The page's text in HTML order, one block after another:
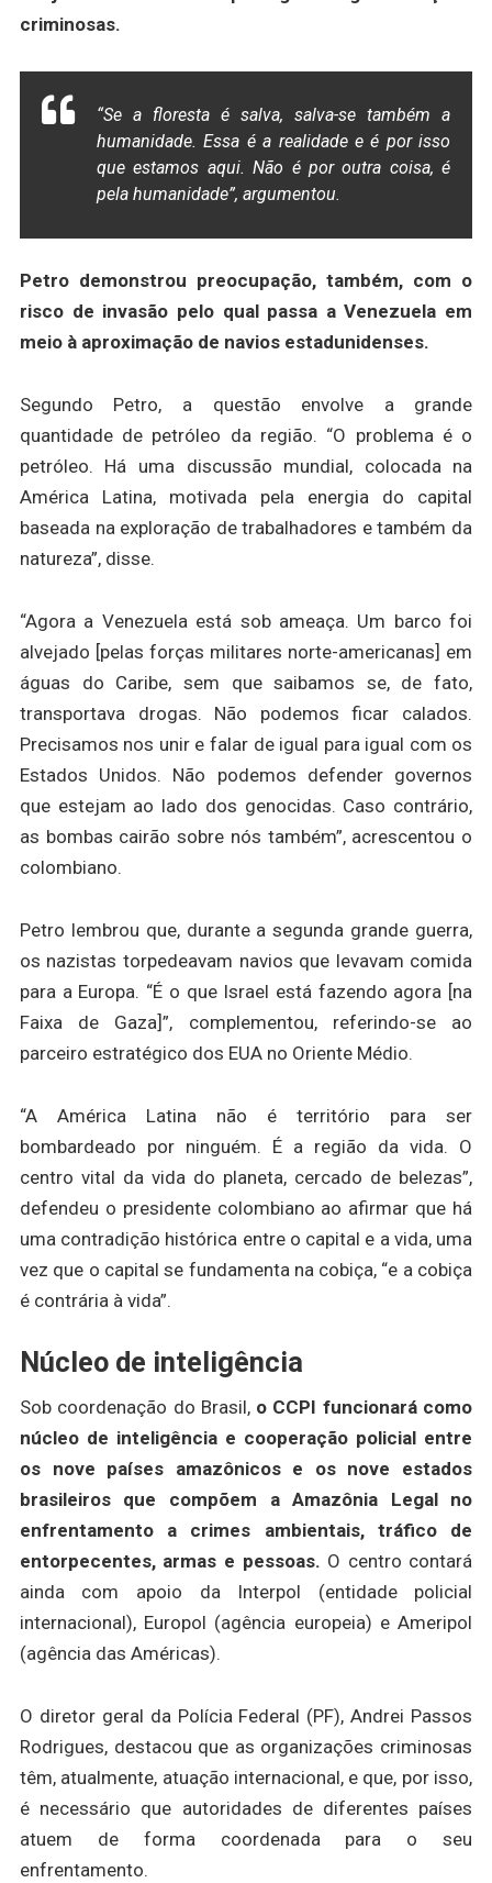
criminosas.
“Se a floresta é salva, salva-se também a
humanidade. Essa é a realidade e é por isso
que estamos aqui. Não é por outra coisa, é
pela humanidade”, argumentou.
Petro demonstrou preocupação, também, com o
risco de invasão pelo qual passa a Venezuela em
meio à aproximação de navios estadunidenses.
Segundo Petro, a questão envolve a grande
quantidade de petróleo da região. “O problema é o
petróleo. Há uma discussão mundial, colocada na
América Latina, motivada pela energia do capital
baseada na exploração de trabalhadores e também da
natureza”, disse.
“Agora a Venezuela está sob ameaça. Um barco foi
alvejado [pelas forças militares norte-americanas] em
águas do Caribe, sem que saibamos se, de fato,
transportava drogas. Não podemos ficar calados.
Precisamos nos unir e falar de igual para igual com os
Estados Unidos. Não podemos defender governos
que estejam ao lado dos genocidas. Caso contrário,
as bombas cairão sobre nós também”, acrescentou o
colombiano.
Petro lembrou que, durante a segunda grande guerra,
os nazistas torpedeavam navios que levavam comida
para a Europa. “É o que Israel está fazendo agora [na
Faixa de Gaza]”, complementou, referindo-se ao
parceiro estratégico dos EUA no Oriente Médio.
“A América Latina não é território para ser
bombardeado por ninguém. É a região da vida. O
centro vital da vida do planeta, cercado de belezas”,
defendeu o presidente colombiano ao afirmar que há
uma contradição histórica entre o capital e a vida, uma
vez que o capital se fundamenta na cobiça, “e a cobiça
é contrária à vida”.
Núcleo de inteligência
Sob coordenação do Brasil, o CCPI funcionará como
núcleo de inteligência e cooperação policial entre
os nove países amazônicos e os nove estados
brasileiros que compõem a Amazônia Legal no
enfrentamento a crimes ambientais, tráfico de
entorpecentes, armas e pessoas. O centro contará
ainda com apoio da Interpol (entidade policial
internacional), Europol (agência europeia) e Ameripol
(agência das Américas).
O diretor geral da Polícia Federal (PF), Andrei Passos
Rodrigues, destacou que as organizações criminosas
têm, atualmente, atuação internacional, e que, por isso,
é necessário que autoridades de diferentes países
atuem de forma coordenada para o seu
enfrentamento.